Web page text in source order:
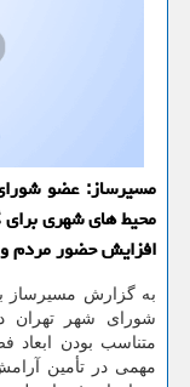
مسیرساز: عضو
محیط های شهری
افزایش حضور مردم
به گزارش مسیرساز
شورای شهر تهران
متناسب بودن
مهمی در تأمین